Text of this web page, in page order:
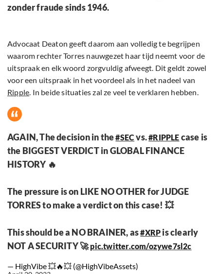
zonder fraude sinds 1946.
Advocaat Deaton geeft daarom aan volledig te begrijpen
waarom rechter Torres nauwgezet haar tijd neemt voor de
uitspraak en elk woord zorgvuldig afweegt. Dit geldt zowel
voor een uitspraak in het voordeel als in het nadeel van
Ripple. In beide situaties zal ze veel te verklaren hebben.
AGAIN, The decision in the#SECvs.#RIPPLE case is
the BIGGEST VERDICT in GLOBAL FINANCE
HISTORY 🔥
The pressure is on LIKE NO OTHER for JUDGE
TORRES to make a verdict on this case! 💥
This should be a NO BRAINER, as#XRP is clearly
NOT A SECURITY 🚀pic.twitter.com/ozywe7sl2c
— HighVibe 💥🔥💥 (@HighVibeAssets)